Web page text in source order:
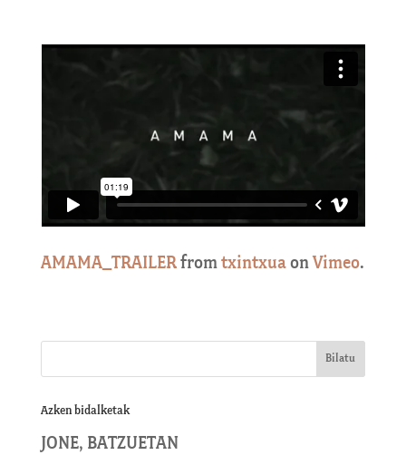
AMAMA_TRAILERfromtxintxuaonVimeo.
Azken bidalketak
JONE, BATZUETAN